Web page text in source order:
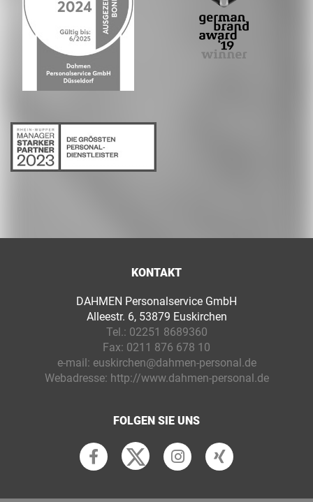
KONTAKT
DAHMEN Personalservice GmbH
Alleestr. 6, 53879 Euskirchen
Tel.: 02251 8689360
Fax: 0211 876 678 10
e-mail: euskirchen@dahmen-personal.de
Webadresse: http://www.dahmen-personal.de
FOLGEN SIE UNS